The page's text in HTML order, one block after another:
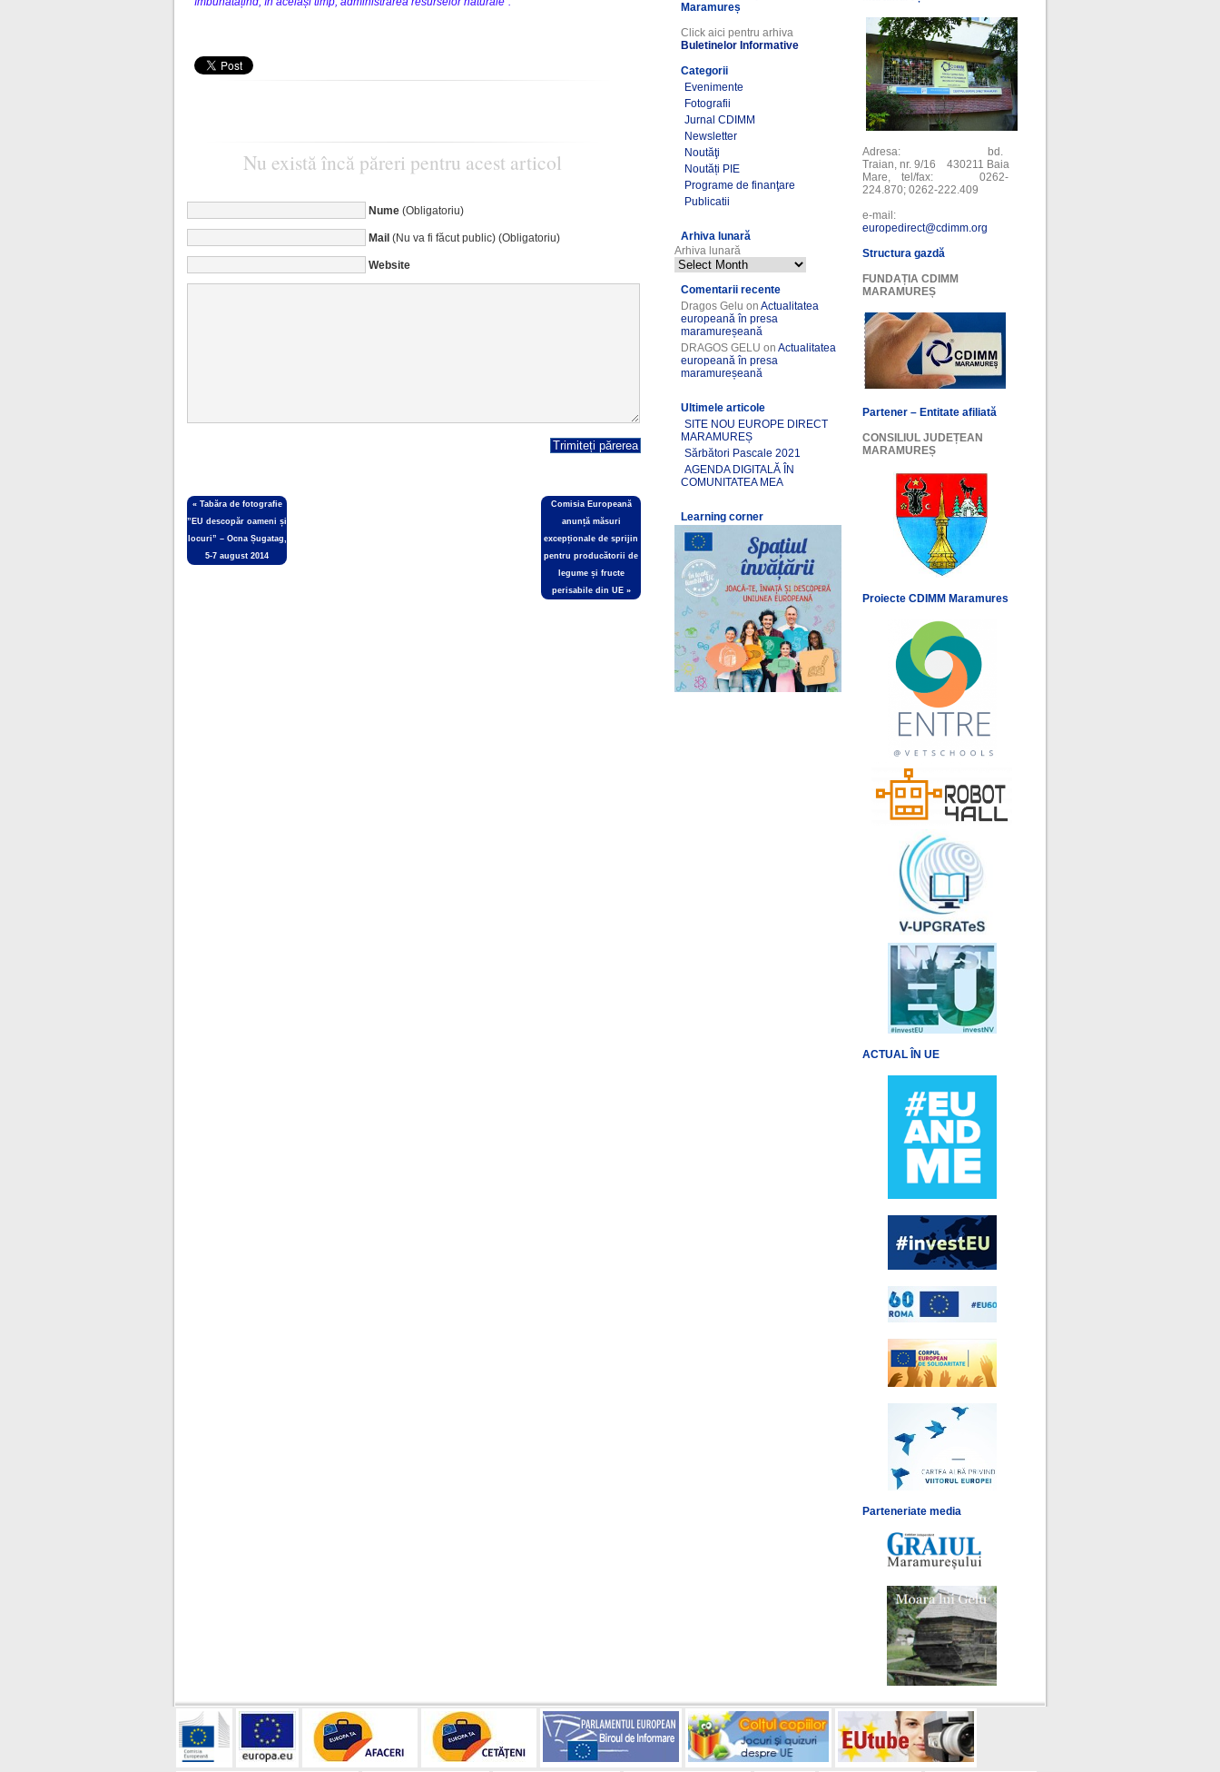
Nu există încă păreri pentru acest articol
Nume(Obligatoriu)
Mail(Nu va fi făcut public) (Obligatoriu)
Website
« Tabăra de fotografie
”EU descopăr oameni și
locuri” – Ocna Șugatag,
5-7 august 2014
Comisia Europeană
anunță măsuri
excepționale de sprijin
pentru producătorii de
legume și fructe
perisabile din UE»
Maramureș
Click aici pentru arhiva
Buletinelor Informative
Categorii
Evenimente
Fotografii
Jurnal CDIMM
Newsletter
Noutăţi
Noutăți PIE
Programe de finanţare
Publicatii
Arhiva lunară
Arhiva lunară
Comentarii recente
Dragos Gelu onActualitatea
europeană în presa
maramureșeană
DRAGOS GELU onActualitatea
europeană în presa
maramureșeană
Ultimele articole
SITE NOU EUROPE DIRECT
MARAMUREȘ
Sărbători Pascale 2021
AGENDA DIGITALĂ ÎN
COMUNITATEA MEA
Learning corner
Adresa: bd.
Traian, nr. 9/16 430211 Baia
Mare, tel/fax: 0262-
224.870; 0262-222.409
e-mail:
europedirect@cdimm.org
Structura gazdă
FUNDAȚIA CDIMM
MARAMUREȘ
Partener – Entitate afiliată
CONSILIUL JUDEȚEAN
MARAMUREȘ
Proiecte CDIMM Maramures
ACTUAL ÎN UE
Parteneriate media